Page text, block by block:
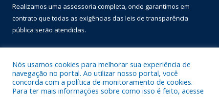
Realizamos uma assessoria completa, onde garantimos em
contrato que todas as exigências das leis de transparência
pública serão atendidas.
Nós usamos cookies para melhorar sua experiência de
navegação no portal. Ao utilizar nosso portal, você
concorda com a política de monitoramento de cookies.
Para ter mais informações sobre como isso é feito, acesse